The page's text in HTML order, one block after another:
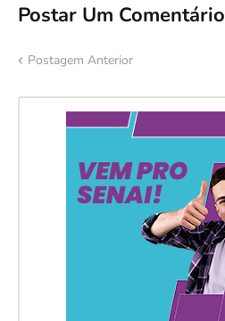
Postar Um Comentário
Postagem Anterior